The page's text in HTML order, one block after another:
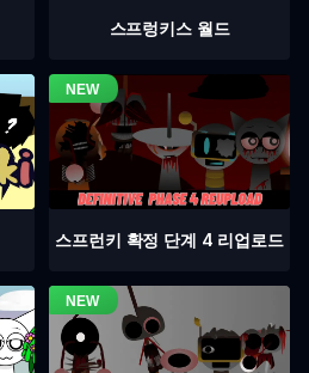
스프렁키스 월드
스프런키 확정 단계 4 리업로드